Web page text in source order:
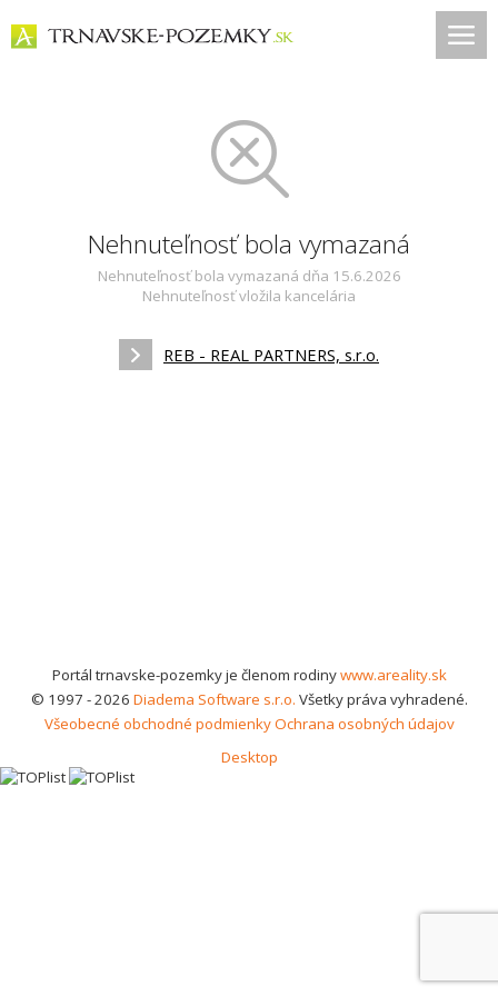
Nehnuteľnosť bola vymazaná
Nehnuteľnosť bola vymazaná dňa 15.6.2026
Nehnuteľnosť vložila kancelária
REB - REAL PARTNERS, s.r.o.
Portál trnavske-pozemky je členom rodinywww.areality.sk
© 1997 - 2026 Diadema Software s.r.o. Všetky práva vyhradené.
Všeobecné obchodné podmienkyOchrana osobných údajov
Desktop